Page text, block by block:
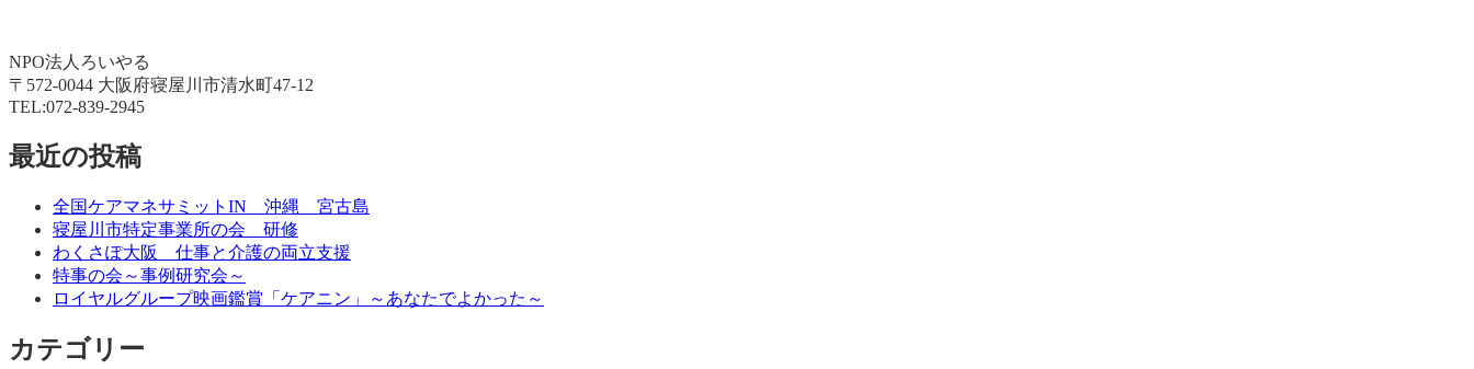
NPO法人ろいやる
〒572-0044 大阪府寝屋川市清水町47-12
TEL:072-839-2945
最近の投稿
全国ケアマネサミットIN 沖縄 宮古島
寝屋川市特定事業所の会 研修
わくさぽ大阪 仕事と介護の両立支援
特事の会～事例研究会～
ロイヤルグループ映画鑑賞「ケアニン」～あなたでよかった～
カテゴリー